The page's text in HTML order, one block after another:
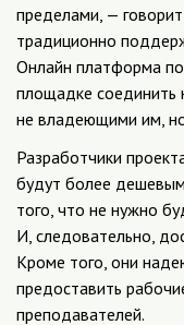
пределами, —
традиционно
Онлайн платформа
площадке соединить
не владеющими им,
Разработчики
будут более
того, что не нужно
И, следовательно,
Кроме того, они
предоставить
преподавателей.